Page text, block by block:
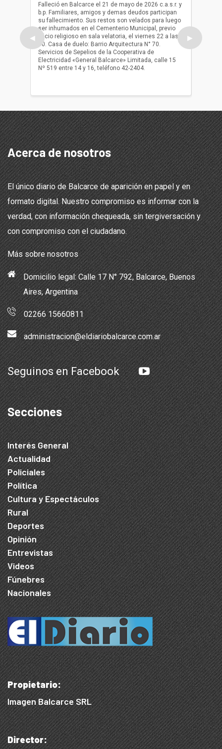
◀
Falleció en Balcarce el 21 de mayo de 2026 c.a.s.r. y
b.p. Familiares, amigos y demas deudos participan
su fallecimiento. Sus restos son velados para luego
ser inhumados en el Cementerio Municipal, previo
oficio religioso en sala velatoria, el viernes 22 a las
10. Casa de duelo: Barrio Arquitectura N° 70.
Servicios de Sepelios de la Cooperativa de
Electricidad «General Balcarce» Limitada, calle 15
Nº 519 entre 14 y 16, teléfono 42-2404.
ser
oficio
▶
Acerca de nosotros
El único diario de Balcarce de aparición en papel y en
formato digital. Nuestro compromiso es informar con la
verdad, con información chequeada, sin tergiversación y
con compromiso con el ciudadano.
Más sobre nosotros
Domicilio legal: Calle 17 N° 792, Balcarce, Buenos
Aires, Argentina
02266 15660811
administracion@eldiariobalcarce.com.ar
Seguinos en Facebook
Secciones
Interés General
Actualidad
Policiales
Política
Cultura y Espectáculos
Rural
Deportes
Opinión
Entrevistas
Videos
Fúnebres
Nacionales
Propietario:
Imagen Balcarce SRL
Director: